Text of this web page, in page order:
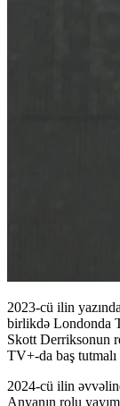
2023-cü ilin
birlikdə Londonda
Skott Derriksonun
TV+-da baş tutmalı
2024-cü ilin
Anyanın rolu